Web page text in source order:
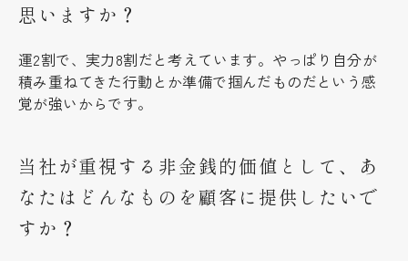
思いますか？
運2割で、実力8割だと考えています。やっぱり自分が
積み重ねてきた行動とか準備で掴んだものだという感
覚が強いからです。
当社が重視する非金銭的価値として、あ
なたはどんなものを顧客に提供したいで
すか？